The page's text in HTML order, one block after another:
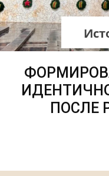
ПОСЛЕ